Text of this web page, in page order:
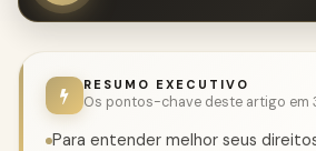
RESUMO EXECUTIVO
Os pontos-chave deste artigo em
Para entender melhor seus